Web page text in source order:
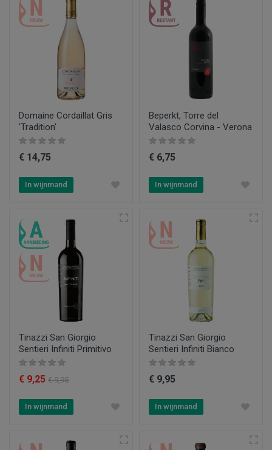
Domaine Cordaillat Gris
'Tradition'
€ 14,75
In wijnmand
Beperkt, Torre del
Valasco Corvina - Verona
€ 6,75
In wijnmand
Tinazzi San Giorgio
Sentieri Infiniti Primitivo
€ 9,25 € 9,95
In wijnmand
Tinazzi San Giorgio
Sentieri Infiniti Bianco
€ 9,95
In wijnmand